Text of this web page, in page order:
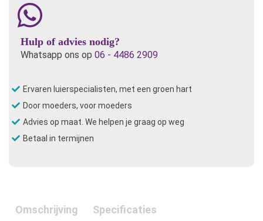
Hulp of advies nodig?
Whatsapp ons op 06 - 4486 2909
Ervaren luierspecialisten, met een groen hart
Door moeders, voor moeders
Advies op maat. We helpen je graag op weg
Betaal in termijnen
Omschrijving Specificaties